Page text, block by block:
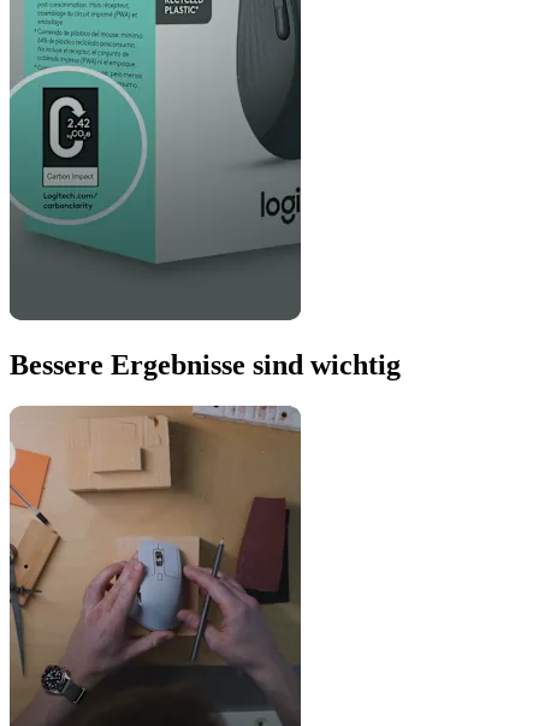
Bessere Ergebnisse sind wichtig